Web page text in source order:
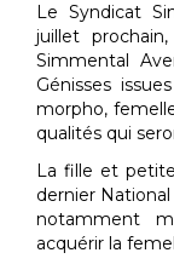
Le Syndicat
juillet
Simmental
Génisses
morpho,
qualités qui
La fille et
dernier
notamment
acquérir la